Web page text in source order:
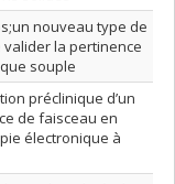
nouveau type de
valider la pertinence
souple
préclinique d’un
de faisceau en
électronique à